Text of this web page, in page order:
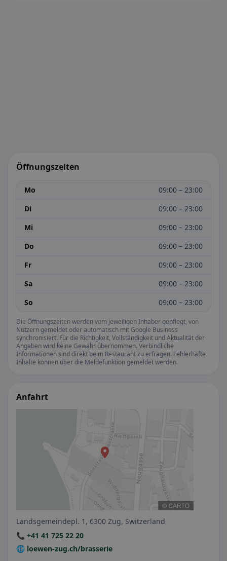
Öffnungszeiten
Mo
09:00 – 23:00
Di
09:00 – 23:00
Mi
09:00 – 23:00
Do
09:00 – 23:00
Fr
09:00 – 23:00
Sa
09:00 – 23:00
So
09:00 – 23:00
Die Öffnungszeiten werden vom jeweiligen Inhaber gepflegt, von
Nutzern gemeldet oder automatisch mit Google Business
synchronisiert. Für die Richtigkeit, Vollständigkeit und Aktualität der
Angaben wird keine Gewähr übernommen. Verbindliche
Informationen sind direkt beim Restaurant zu erfragen. Fehlerhafte
Inhalte können über die Meldefunktion gemeldet werden.
Anfahrt
Landsgemeindepl. 1, 6300 Zug, Switzerland
📞 +41 41 725 22 20
🌐 loewen-zug.ch/brasserie